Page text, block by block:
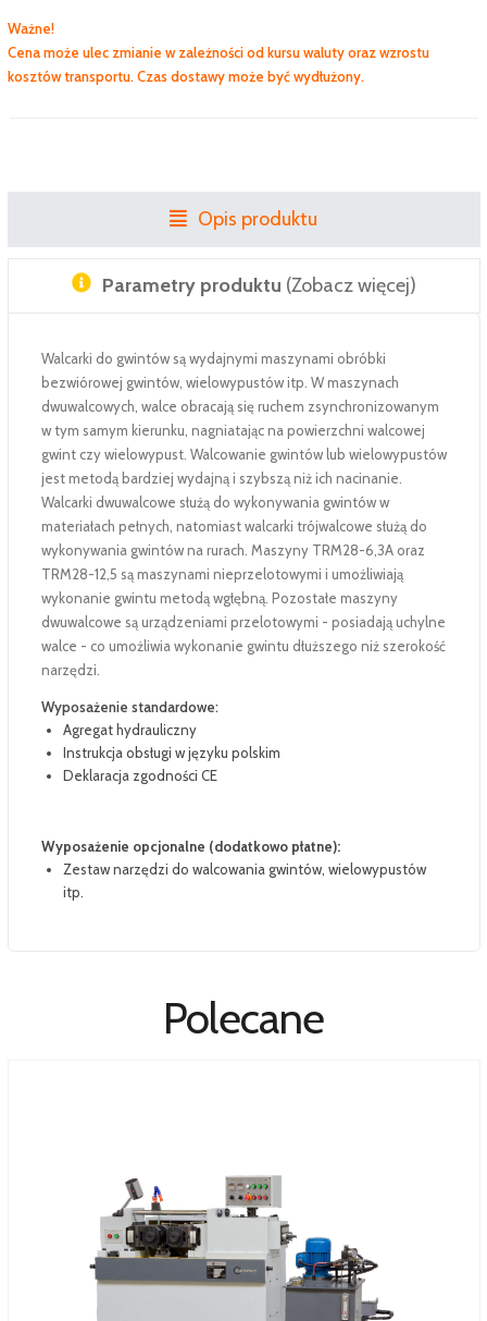
Ważne!
Cena może ulec zmianie w zależności od kursu waluty oraz wzrostu
kosztów transportu. Czas dostawy może być wydłużony.
Opis produktu
Parametry produktu (Zobacz więcej)
Walcarki do gwintów są wydajnymi maszynami obróbki
bezwiórowej gwintów, wielowypustów itp. W maszynach
dwuwalcowych, walce obracają się ruchem zsynchronizowanym
w tym samym kierunku, nagniatając na powierzchni walcowej
gwint czy wielowypust. Walcowanie gwintów lub wielowypustów
jest metodą bardziej wydajną i szybszą niż ich nacinanie.
Walcarki dwuwalcowe służą do wykonywania gwintów w
materiałach pełnych, natomiast walcarki trójwalcowe służą do
wykonywania gwintów na rurach. Maszyny TRM28-6,3A oraz
TRM28-12,5 są maszynami nieprzelotowymi i umożliwiają
wykonanie gwintu metodą wgłębną. Pozostałe maszyny
dwuwalcowe są urządzeniami przelotowymi - posiadają uchylne
walce - co umożliwia wykonanie gwintu dłuższego niż szerokość
narzędzi.
Wyposażenie standardowe:
Agregat hydrauliczny
Instrukcja obsługi w języku polskim
Deklaracja zgodności CE
Wyposażenie opcjonalne (dodatkowo płatne):
Zestaw narzędzi do walcowania gwintów, wielowypustów
itp.
Polecane